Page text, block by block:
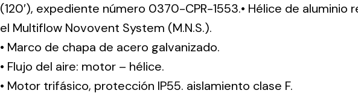
(120′), expediente número 0370-CPR-1553.• Hélice de
el Multiflow Novovent System (M.N.S.).
• Marco de chapa de acero galvanizado.
• Flujo del aire: motor – hélice.
• Motor trifásico, protección IP55. aislamiento clase F.